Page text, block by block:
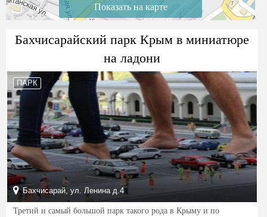
Показать на карте
Бахчисарайский парк Крым в миниатюре
на ладони
ПАРК
Бахчисарай, ул. Ленина д.4
Третий и самый большой парк такого рода в Крыму и по